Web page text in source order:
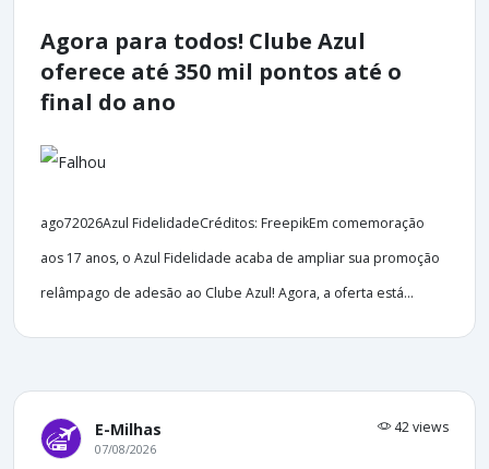
Agora para todos! Clube Azul
oferece até 350 mil pontos até o
final do ano
ago72026Azul FidelidadeCréditos: FreepikEm comemoração
aos 17 anos, o Azul Fidelidade acaba de ampliar sua promoção
relâmpago de adesão ao Clube Azul! Agora, a oferta está...
E-Milhas 42 views
07/08/2026